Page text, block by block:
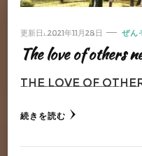
更新日:2021年11月28日 ぜん
The love of others
The love of
続きを読む